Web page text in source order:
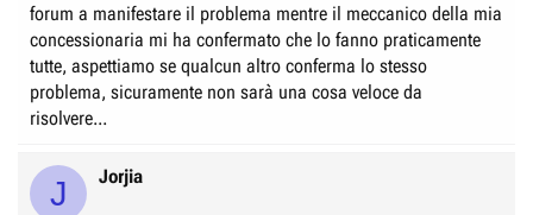
forum a manifestare il problema mentre il meccanico della mia
concessionaria mi ha confermato che lo fanno praticamente
tutte, aspettiamo se qualcun altro conferma lo stesso
problema, sicuramente non sarà una cosa veloce da
risolvere...
J Jorjia